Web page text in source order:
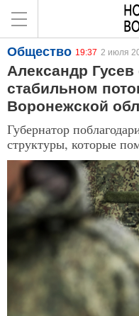
Общество 19:37 2 июля
Александр
стабильном
Воронежской
Губернатор
структуры, которые